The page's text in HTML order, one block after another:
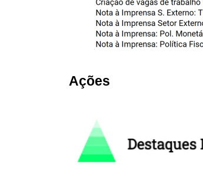
Ações